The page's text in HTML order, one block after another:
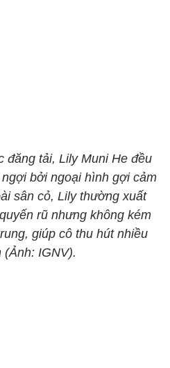
đăng tải, Lily Muni He đều
bởi ngoại hình gợi cảm
sân cỏ, Lily thường xuất
rũ nhưng không kém
giúp cô thu hút nhiều
(Ảnh: IGNV).